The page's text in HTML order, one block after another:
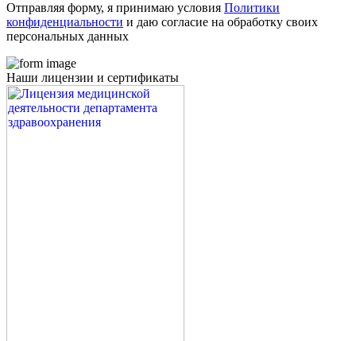
Отправляя форму, я принимаю условия Политики
конфиденциальности и даю согласие на обработку своих
персональных данных
Наши лицензии и сертификаты